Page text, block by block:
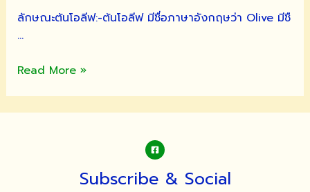
ลักษณะต้นโอลีฟ:-ต้นโอลีฟ มีชื่อภาษาอังกฤษว่า Olive มีชื
…
ต้น
Read More »
Subscribe & Social